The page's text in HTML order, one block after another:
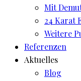
Mit
24 Karat
Weitere
Referenzen
Aktuelles
Blog